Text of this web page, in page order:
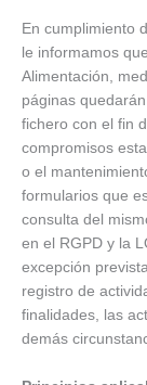
En cumplimiento
le informamos
Alimentación,
páginas
fichero con el fin
compromisos
o el
formularios que
consulta del
en el RGPD y la
excepción
registro de
finalidades, las
demás